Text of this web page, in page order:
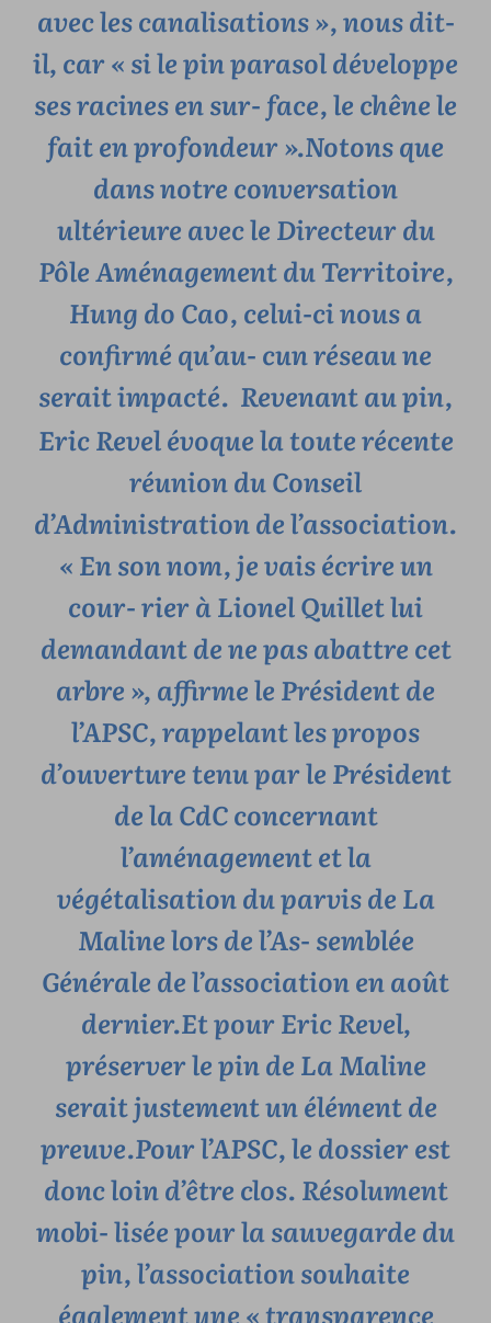
avec les canalisations », nous dit-
il, car « si le pin parasol développe
ses racines en sur- face, le chêne le
fait en profondeur ».Notons que
dans notre conversation
ultérieure avec le Directeur du
Pôle Aménagement du Territoire,
Hung do Cao, celui-ci nous a
confirmé qu’au- cun réseau ne
serait impacté. Revenant au pin,
Eric Revel évoque la toute récente
réunion du Conseil
d’Administration de l’association.
« En son nom, je vais écrire un
cour- rier à Lionel Quillet lui
demandant de ne pas abattre cet
arbre », affirme le Président de
l’APSC, rappelant les propos
d’ouverture tenu par le Président
de la CdC concernant
l’aménagement et la
végétalisation du parvis de La
Maline lors de l’As- semblée
Générale de l’association en août
dernier.Et pour Eric Revel,
préserver le pin de La Maline
serait justement un élément de
preuve.Pour l’APSC, le dossier est
donc loin d’être clos. Résolument
mobi- lisée pour la sauvegarde du
pin, l’association souhaite
également une « transparence